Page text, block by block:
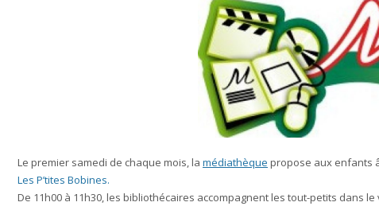
Le premier samedi de chaque mois, la médiathèque propose aux enfants
Les P’tites Bobines.
De 11h00 à 11h30, les bibliothécaires accompagnent les tout-petits dans le